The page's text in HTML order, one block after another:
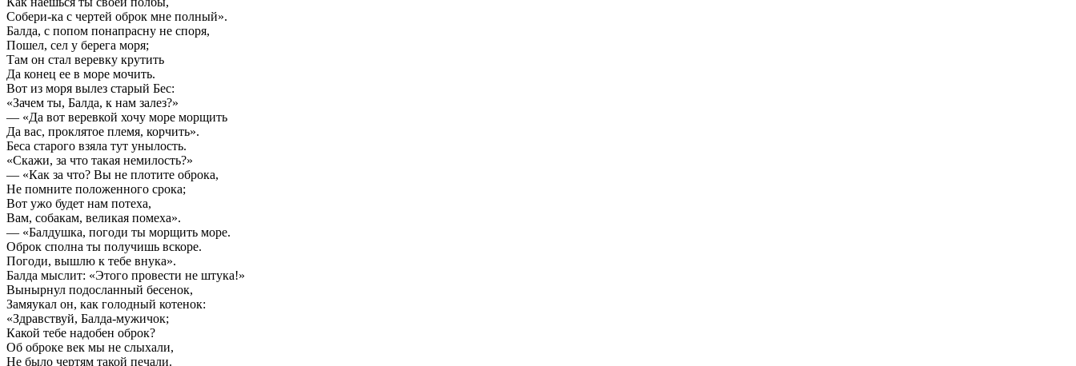
Собери-ка с чертей оброк мне полный».
Балда, с попом понапрасну не споря,
Пошел, сел у берега моря;
Там он стал веревку крутить
Да конец ее в море мочить.
Вот из моря вылез старый Бес:
«Зачем ты, Балда, к нам залез?»
— «Да вот веревкой хочу море морщить
Да вас, проклятое племя, корчить».
Беса старого взяла тут унылость.
«Скажи, за что такая немилость?»
— «Как за что? Вы не плотите оброка,
Не помните положенного срока;
Вот ужо будет нам потеха,
Вам, собакам, великая помеха».
— «Балдушка, погоди ты морщить море.
Оброк сполна ты получишь вскоре.
Погоди, вышлю к тебе внука».
Балда мыслит: «Этого провести не штука!»
Вынырнул подосланный бесенок,
Замяукал он, как голодный котенок:
«Здравствуй, Балда-мужичок;
Какой тебе надобен оброк?
Об оброке век мы не слыхали,
Не было чертям такой печали.